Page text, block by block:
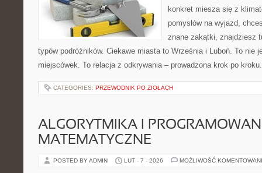
konkret miesza się z
pomysłów na wyjazd,
znane zakątki, znajdziesz
typów podróżników. Ciekawe miasta to Września i Luboń. To nie
miejscówek. To relacja z odkrywania – prowadzona krok po
CATEGORIES: PRZEWODNIK PO ZIOŁACH
ALGORYTMIKA I
MATEMATYCZNE
POSTED BY ADMIN LUT - 7 - 2026 MOŻLIWOŚĆ